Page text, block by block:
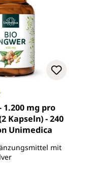
Bewertung von
1.200 mg pro
Kapseln) - 240
Unimedica
mit